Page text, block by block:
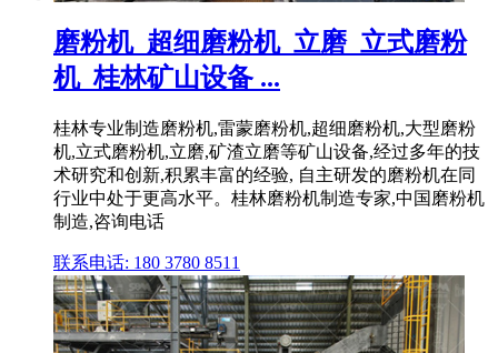
磨粉机_超细磨粉机_立磨_立式磨粉
机_桂林矿山设备 ...
桂林专业制造磨粉机,雷蒙磨粉机,超细磨粉机,大型磨粉
机,立式磨粉机,立磨,矿渣立磨等矿山设备,经过多年的技
术研究和创新,积累丰富的经验, 自主研发的磨粉机在同
行业中处于更高水平。桂林磨粉机制造专家,中国磨粉机
制造,咨询电话
联系电话: 180 3780 8511